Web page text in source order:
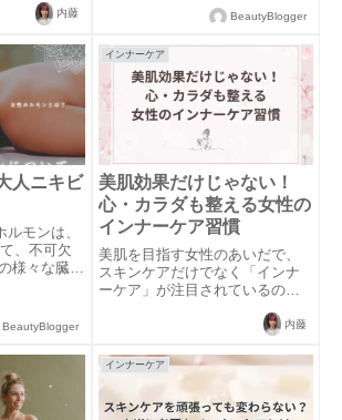
す！男女
え性で悩ま
＜)多くの女
内藤
肌トラブルの主な原因とその対
処法をご紹介致します✨①乾燥に
よる肌トラブル乾燥はかなり多
くの方が悩む...
BeautyBlogger
人ニキビ
モンは、
、不可欠
様々な臓器
関与し、
ントロー
圧の調整
BeautyBlogger
インナーケア
美肌効果だけじゃない！
心・カラダも整える女性の
インナーケア習慣
美肌を目指す女性のあいだで、
スキンケアだけでなく「インナ
ーケア」が注目されているのを
るという方も、聞いたことがな
具体的にどのようなことをする
のか気になりますよね。インナ
ーケアとは言葉の...
内藤
インナーケア